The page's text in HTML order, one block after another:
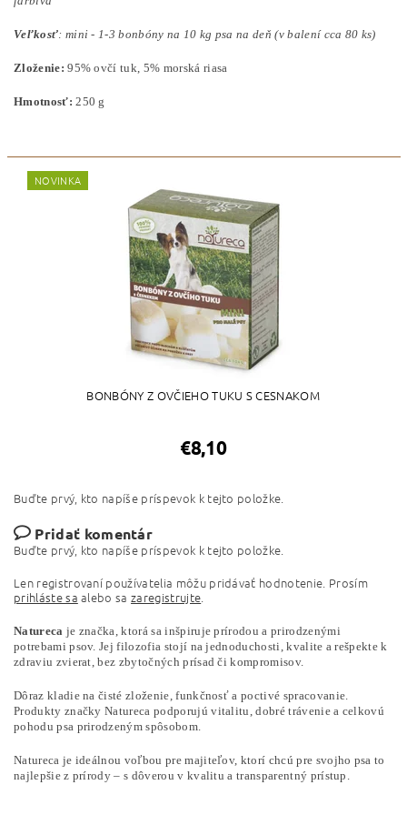
Veľkosť: mini - 1-3 bonbóny na 10 kg psa na deň (v balení cca 80 ks)
Zloženie: 95% ovčí tuk, 5% morská riasa
Hmotnosť: 250 g
NOVINKA
BONBÓNY Z OVČIEHO TUKU S CESNAKOM
€8,10
Buďte prvý, kto napíše príspevok k tejto položke.
Pridať komentár
Buďte prvý, kto napíše príspevok k tejto položke.
Len registrovaní používatelia môžu pridávať hodnotenie. Prosím
prihláste sa alebo sazaregistrujte.
Natureca je značka, ktorá sa inšpiruje prírodou a prirodzenými
potrebami psov. Jej filozofia stojí na jednoduchosti, kvalite a rešpekte k
zdraviu zvierat, bez zbytočných prísad či kompromisov.
Dôraz kladie na čisté zloženie, funkčnosť a poctivé spracovanie.
Produkty značky Natureca podporujú vitalitu, dobré trávenie a celkovú
pohodu psa prirodzeným spôsobom.
Natureca je ideálnou voľbou pre majiteľov, ktorí chcú pre svojho psa to
najlepšie z prírody – s dôverou v kvalitu a transparentný prístup.